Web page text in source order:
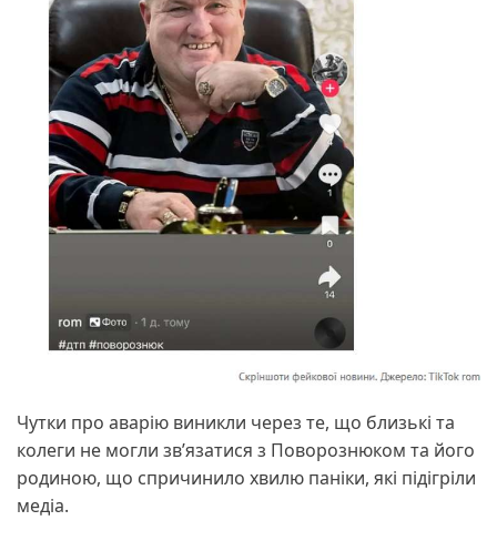
Чутки про аварію виникли через те, що близькі та
колеги не могли зв’язатися з Поворознюком та його
родиною, що спричинило хвилю паніки, які підігріли
медіа.